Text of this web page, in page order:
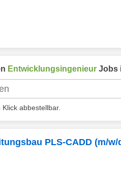
Entwicklungsingenieur Jobs
abbestellbar.
PLS-CADD (m/w/